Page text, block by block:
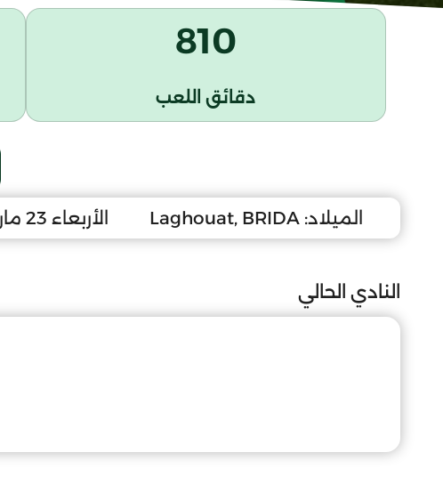
810
دقائق اللعب
الميلاد: Laghouat, BRIDA الأربعاء 23 مارس 2011
النادي الحالي